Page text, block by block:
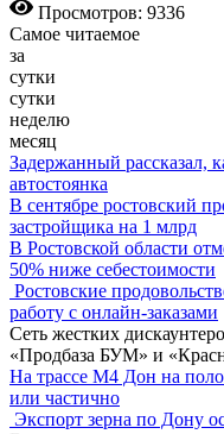
Просмотров: 9336
Самое читаемое
за
сутки
сутки
неделю
месяц
Задержанный рассказал,
автостоянка
В сентябре ростовский
застройщика на 1 млрд
В Ростовской области
50% ниже себестоимости
Ростовские
работу с онлайн-заказами
Сеть жестких
«Продбаза БУМ» и
На трассе М4 Дон на
или частично
Экспорт зерна по Дону